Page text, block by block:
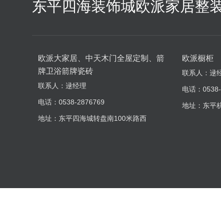
东平四海装饰城欧派家居整
欧派大家居、中天木门全屋定制、箭
牌卫浴箭牌瓷砖
联系人：逯经理
电话：0538-2876769
地址：东平四海城转盘南100米路西
欧派橱柜
联系人：逯
电话：
地址：东平